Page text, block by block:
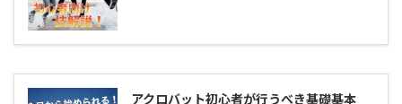
アクロバット初心者が行うべき基礎基本